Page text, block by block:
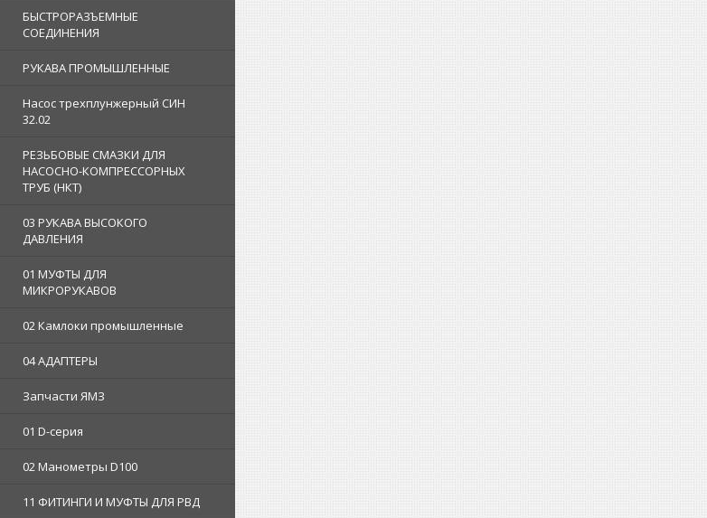
БЫСТРОРАЗЪЕМНЫЕ
СОЕДИНЕНИЯ
РУКАВА ПРОМЫШЛЕННЫЕ
Насос трехплунжерный СИН
32.02
РЕЗЬБОВЫЕ СМАЗКИ ДЛЯ
НАСОСНО-КОМПРЕССОРНЫХ
ТРУБ (НКТ)
03 РУКАВА ВЫСОКОГО
ДАВЛЕНИЯ
01 МУФТЫ ДЛЯ
МИКРОРУКАВОВ
02 Камлоки промышленные
04 АДАПТЕРЫ
Запчасти ЯМЗ
01 D-серия
02 Манометры D100
11 ФИТИНГИ И МУФТЫ ДЛЯ РВД